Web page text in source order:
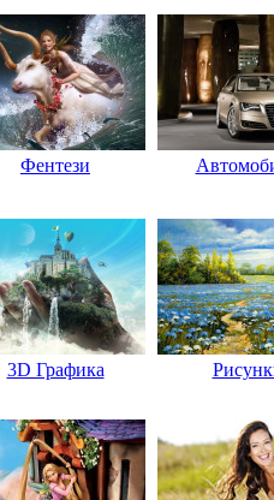
Фентези
3D Графика